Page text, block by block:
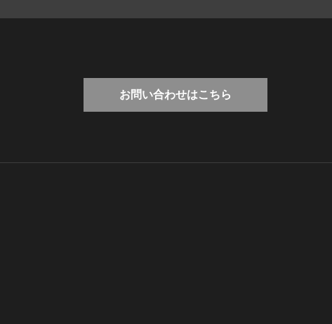
お問い合わせはこちら